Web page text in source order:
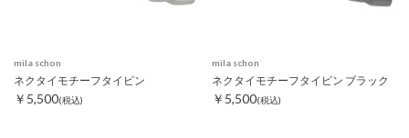
mila schon
ネクタイモチーフタイピン
￥5,500(税込)
mila schon
ネクタイモチーフタイピン ブラック
￥5,500(税込)